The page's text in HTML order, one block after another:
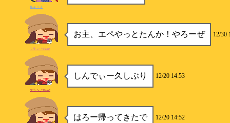
柊キライ
お主、エペやっとたんか！やろーぜ 12/30
フラン_*Flan*
しんでぃー久しぶり 12/20 14:53
フラン_*Flan*
はろー帰ってきたで 12/20 14:52